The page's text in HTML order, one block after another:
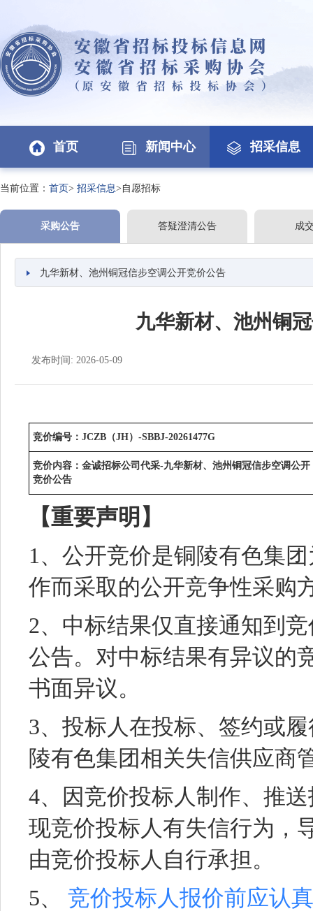
首页 新闻中心 招采信息
当前位置： 首页> 招采信息>自愿招标
采购公告 答疑澄清公告 成
九华新材、池州铜冠信步空调公开竞价公告
九华新材、池州铜
发布时间: 2026-05-09
竞价编号：JCZB（JH）-SBBJ-20261477G
竞价内容：金诚招标公司代采-九华新材、池州铜冠信步空调公开
竞价公告
【重要声明】
1、公开竞价是铜陵有色集
作而采取的公开竞争性采购
2、中标结果仅直接通知到
公告。对中标结果有异议的
书面异议。
3、投标人在投标、签约或
陵有色集团相关失信供应商
4、因竞价投标人制作、推
现竞价投标人有失信行为，
由竞价投标人自行承担。
5、 竞价投标人报价前应认